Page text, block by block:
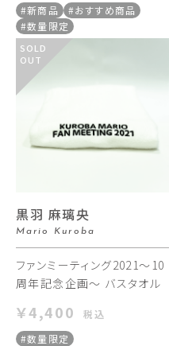
#新商品
#おすすめ商品
#数量限定
SOLD
OUT
黒羽 麻璃央
Mario Kuroba
ファンミーティング2021〜10
周年記念企画〜 バスタオル
￥4,400
税込
#数量限定